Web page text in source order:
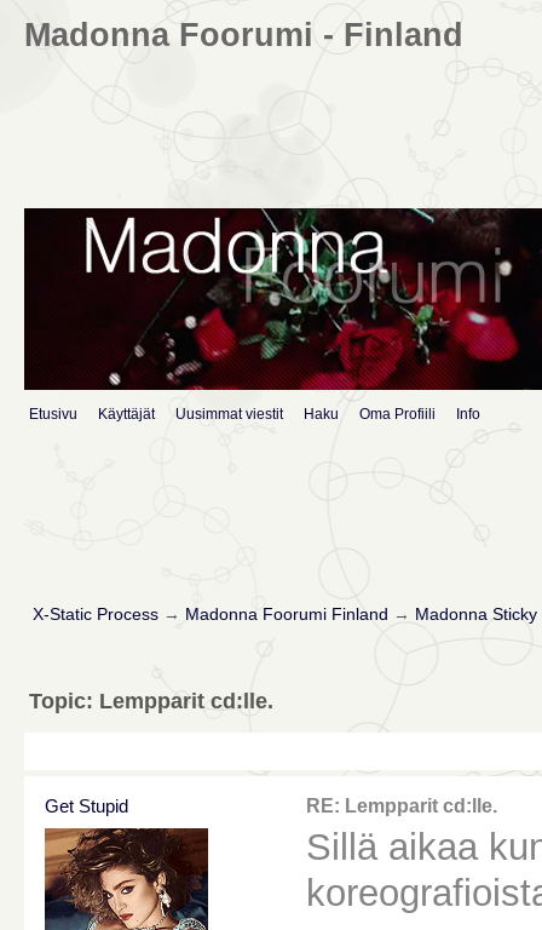
Madonna Foorumi - Finland
Etusivu Käyttäjät Uusimmat viestit Haku Oma Profiili Info
X-Static Process→ Madonna Foorumi Finland → Madonna
Topic: Lempparit cd:lle.
Get Stupid RE: Lempparit cd:lle.
Sillä aikaa